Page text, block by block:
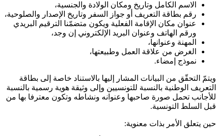
الاسم الكامل وتاريخ ومكان الولادة والجنسية،
رقم بطاقة التعريف أو جواز السفر وتاريخ الإصدار والصلوحية،
عنوان مكان الإقامة الفعلية ويكون متضمّنا الترقيم البريدي
ورقم الهاتف وعنوان البريد الإلكتروني إن وجد،
المهنة وعنوانها،
الغرض من علاقة العمل وطبيعتها،
نموذج إمضاء.
ويتمّ التحقّق من البيانات المشار إليها بالاستناد خاصة إلى بطاقة
التعريف الوطنية بالنسبة للتونسيين وإلى وثيقة هوية رسمية بالنسبة
للأجانب تحمل صورة صاحبها وعنوانه ونشاطه وتكون معترفا بها من
قبل السلط التونسية.
حين يتعلق الأمر بذات معنوية: